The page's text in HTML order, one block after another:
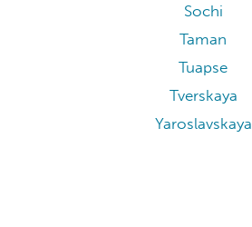
Sochi
Taman
Tuapse
Tverskaya
Yaroslavskaya